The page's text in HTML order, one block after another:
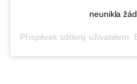
neunikla
Příspěvek sdílený uživatelem